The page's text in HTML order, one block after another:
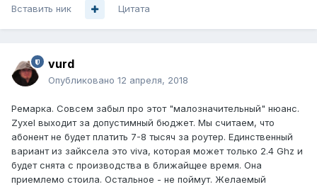
Вставить ник Цитата
vurd
Опубликовано 12 апреля, 2018
Ремарка. Совсем забыл про этот "малозначительный" нюанс.
Zyxel выходит за допустимный бюджет. Мы считаем, что
абонент не будет платить 7-8 тысяч за роутер. Единственный
вариант из зайксела это viva, которая может только 2.4 Ghz и
будет снята с производства в ближайщее время. Она
приемлемо стоила. Остальное - не поймут. Желаемый